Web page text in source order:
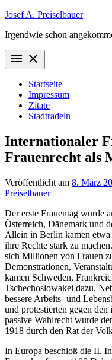
Zum
springen
Josef A. Preiselbauer
Irgendwie schon
menu close
Startseite
Impressum
Zitate
Stadtradeln
Internationaler
Frauenrecht als
Veröffentlicht am 8. März
Preiselbauer
Der erste Frauentag wurde
Österreich, Dänemark und
Allein in Berlin kamen etwa
ihre Rechte stark zu
sich Millionen von Frauen
Demonstrationen,
kamen Schweden,
Tschechoslowakei dazu.
bessere Arbeits- und
und protestierten gegen
passive Wahlrecht wurde
1918 durch den Rat der
In Europa beschloß die II.